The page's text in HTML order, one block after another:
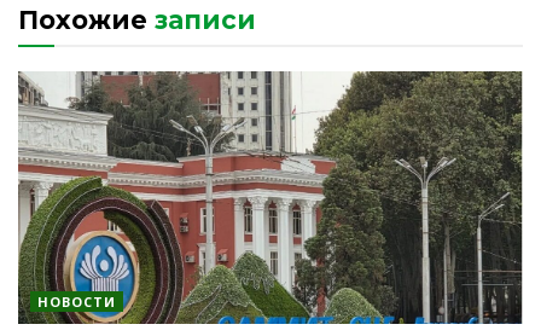
Похожие записи
НОВОСТИ